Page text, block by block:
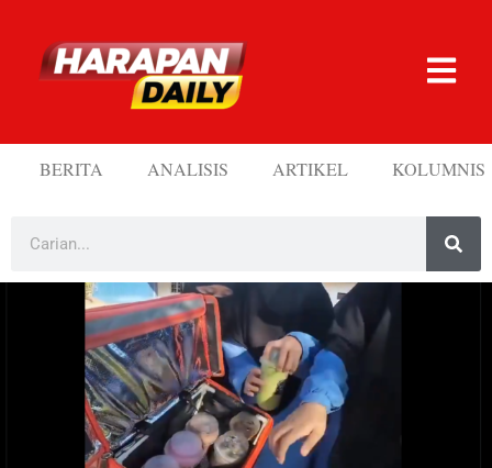
BERITA ANALISIS ARTIKEL KOLUMNIS